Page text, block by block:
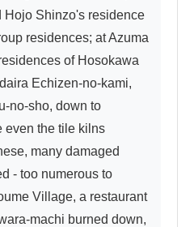
Hojo Shinzo's residence
residences; at Azuma
of Hosokawa
Echizen-no-kami,
no-sho, down to
even the tile kilns
many damaged
- too numerous to
Village, a restaurant
machi burned down,